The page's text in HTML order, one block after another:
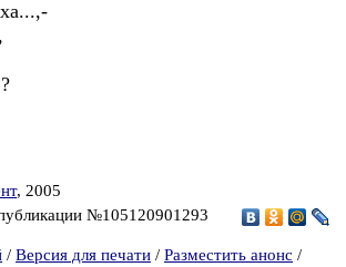
, 2005
№105120901293
/ Версия для печати / Разместить анонс /